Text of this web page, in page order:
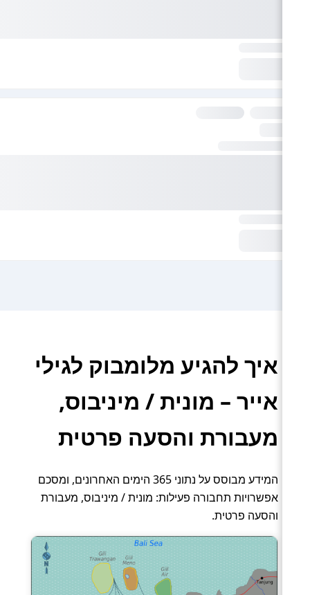
איך להגיע מלומבוק לגילי
אייר – מונית / מיניבוס,
מעבורת והסעה פרטית
המידע מבוסס על נתוני 365 הימים האחרונים, ומסכם
אפשרויות תחבורה פעילות: מונית / מיניבוס, מעבורת
והסעה פרטית.